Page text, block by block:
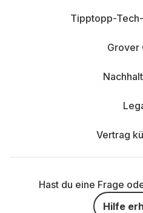
Tipptopp-
Grover
Vertrag
Hast du eine Frage
Hilfe